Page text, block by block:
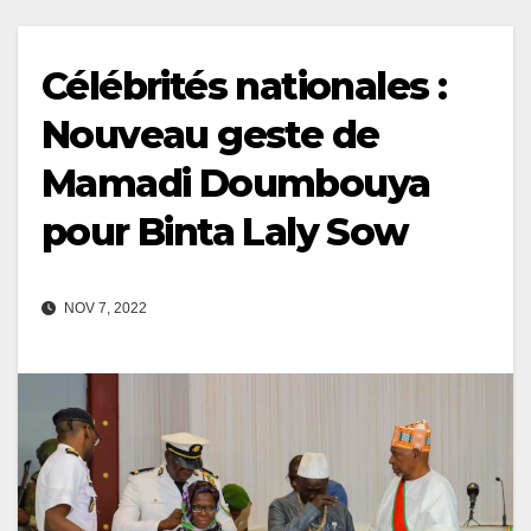
Célébrités nationales :
Nouveau geste de
Mamadi Doumbouya
pour Binta Laly Sow
NOV 7, 2022